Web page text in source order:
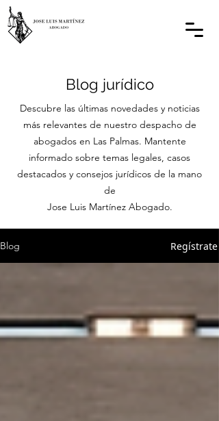
Blog jurídico
Descubre las últimas novedades y noticias
más relevantes de nuestro despacho de
abogados en Las Palmas. Mantente
informado sobre temas legales, casos
destacados y consejos jurídicos de la mano
de
Jose Luis Martínez Abogado.
Blog Regístrate